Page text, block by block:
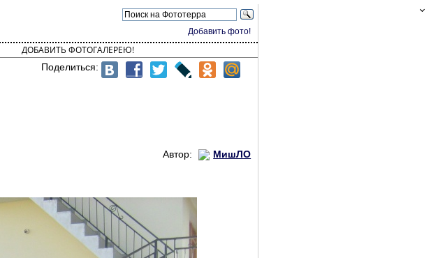
Добавить фото!
ДОБАВИТЬ ФОТОГАЛЕРЕЮ!
Поделиться:
Автор: МишЛО